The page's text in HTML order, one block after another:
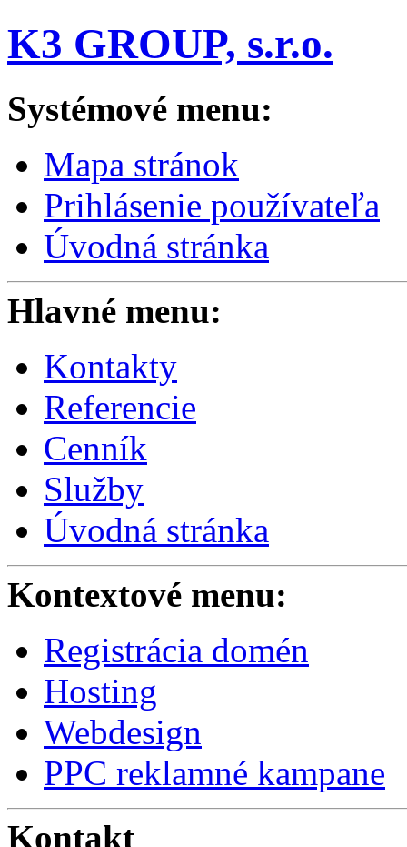
K3 GROUP, s.r.o.
Systémové menu:
Mapa stránok
Prihlásenie používateľa
Úvodná stránka
Hlavné menu:
Kontakty
Referencie
Cenník
Služby
Úvodná stránka
Kontextové menu:
Registrácia domén
Hosting
Webdesign
PPC reklamné kampane
Kontakt